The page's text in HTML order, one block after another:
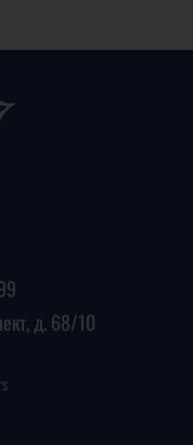
д. 68/10